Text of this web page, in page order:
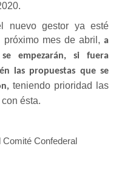
nuevo gestor ya esté
mes de abril, a
empezarán, si fuera
las propuestas que se
teniendo prioridad las
ésta.
Comité Confederal